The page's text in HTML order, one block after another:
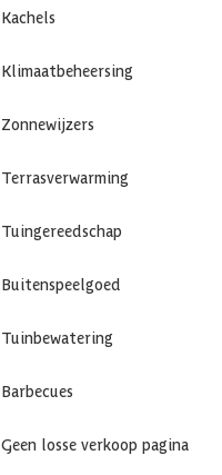
Kachels
Klimaatbeheersing
Zonnewijzers
Terrasverwarming
Tuingereedschap
Buitenspeelgoed
Tuinbewatering
Barbecues
Geen losse verkoop pagina